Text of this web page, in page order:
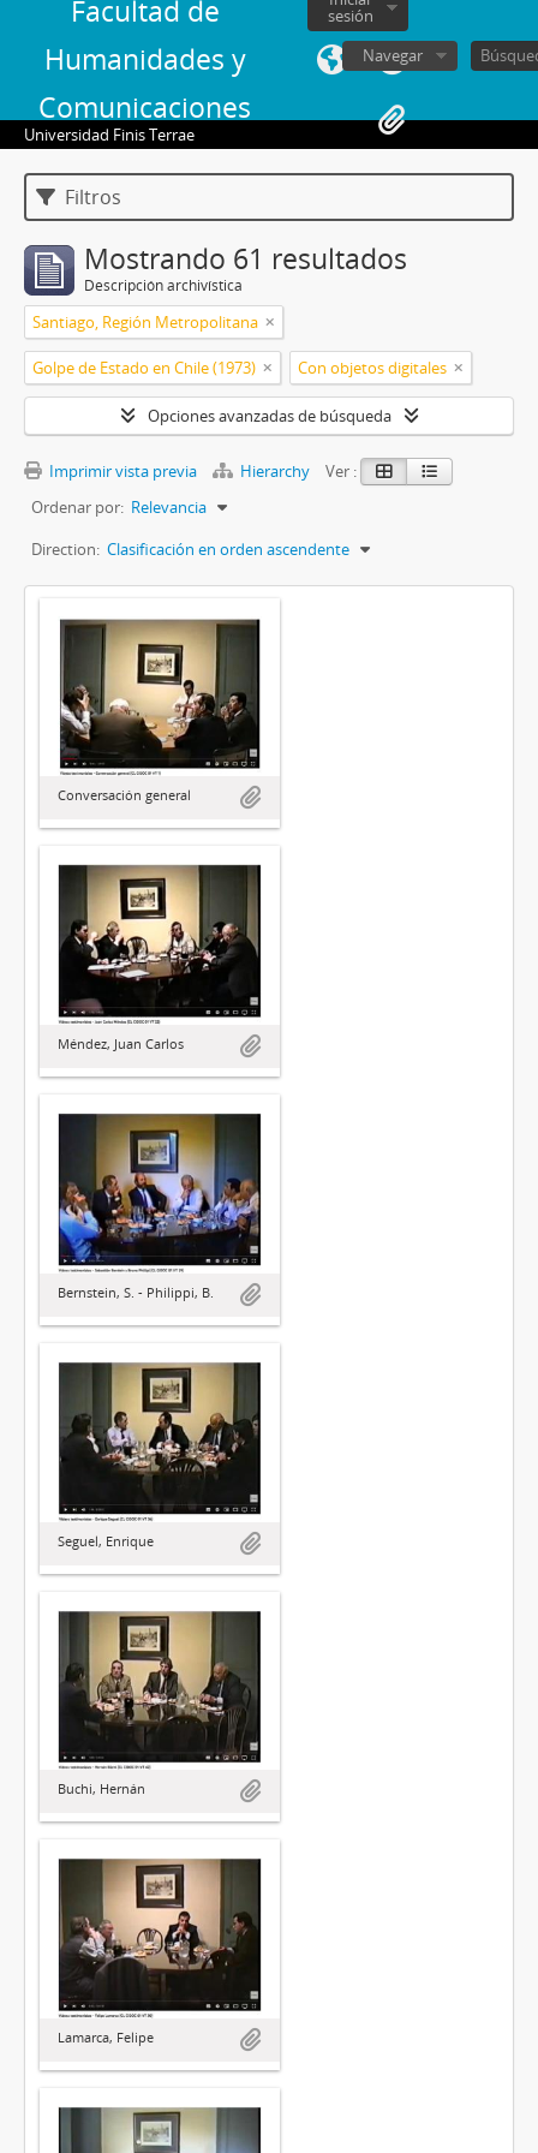
Facultad de
Humanidades y
Comunicaciones
sesión
Navegar
Universidad Finis Terrae
Filtros
Mostrando 61 resultados
Descripción archivística
Santiago, Región Metropolitana
Golpe de Estado en Chile (1973) Con objetos digitales
Opciones avanzadas de búsqueda
Imprimir vista previa Hierarchy
Ver :
Ordenar por: Relevancia
Direction: Clasificación en orden ascendente
Conversación general
Méndez, Juan Carlos
Bernstein, S. - Philippi, B.
Seguel, Enrique
Buchi, Hernán
Lamarca, Felipe